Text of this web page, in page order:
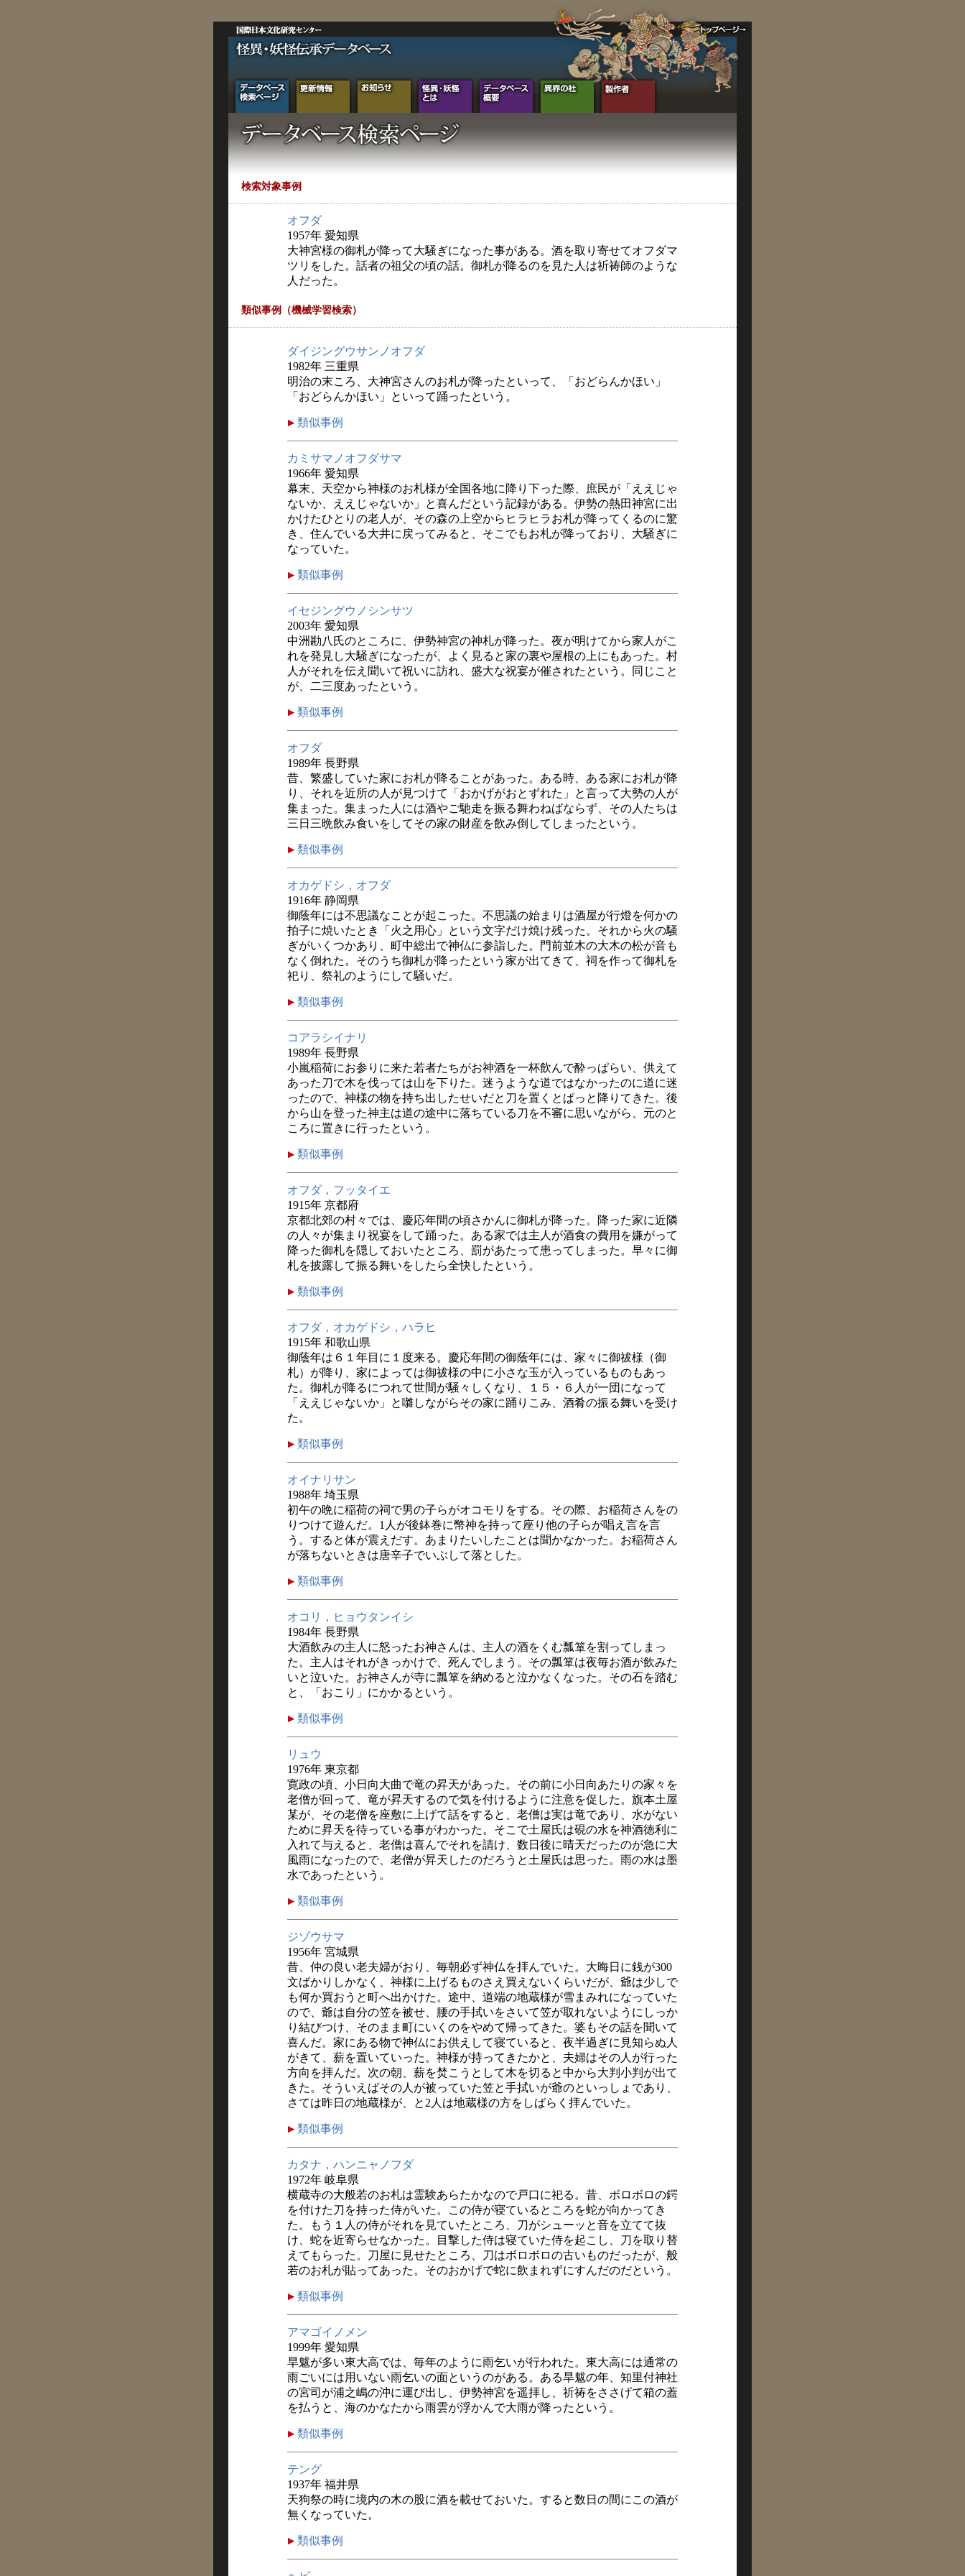
検索対象事例
オフダ
1957年 愛知県
大神宮様の御札が降って大騒ぎになった事がある。酒を取り寄せてオフダマ
ツリをした。話者の祖父の頃の話。御札が降るのを見た人は祈祷師のような
人だった。
類似事例（機械学習検索）
ダイジングウサンノオフダ
1982年 三重県
明治の末ころ、大神宮さんのお札が降ったといって、「おどらんかほい」
「おどらんかほい」といって踊ったという。
類似事例
カミサマノオフダサマ
1966年 愛知県
幕末、天空から神様のお札様が全国各地に降り下った際、庶民が「ええじゃ
ないか、ええじゃないか」と喜んだという記録がある。伊勢の熱田神宮に出
かけたひとりの老人が、その森の上空からヒラヒラお札が降ってくるのに驚
き、住んでいる大井に戻ってみると、そこでもお札が降っており、大騒ぎに
なっていた。
類似事例
イセジングウノシンサツ
2003年 愛知県
中洲勘八氏のところに、伊勢神宮の神札が降った。夜が明けてから家人がこ
れを発見し大騒ぎになったが、よく見ると家の裏や屋根の上にもあった。村
人がそれを伝え聞いて祝いに訪れ、盛大な祝宴が催されたという。同じこと
が、二三度あったという。
類似事例
オフダ
1989年 長野県
昔、繁盛していた家にお札が降ることがあった。ある時、ある家にお札が降
り、それを近所の人が見つけて「おかげがおとずれた」と言って大勢の人が
集まった。集まった人には酒やご馳走を振る舞わねばならず、その人たちは
三日三晩飲み食いをしてその家の財産を飲み倒してしまったという。
類似事例
オカゲドシ，オフダ
1916年 静岡県
御蔭年には不思議なことが起こった。不思議の始まりは酒屋が行燈を何かの
拍子に焼いたとき「火之用心」という文字だけ焼け残った。それから火の騒
ぎがいくつかあり、町中総出で神仏に参詣した。門前並木の大木の松が音も
なく倒れた。そのうち御札が降ったという家が出てきて、祠を作って御札を
祀り、祭礼のようにして騒いだ。
類似事例
コアラシイナリ
1989年 長野県
小嵐稲荷にお参りに来た若者たちがお神酒を一杯飲んで酔っぱらい、供えて
あった刀で木を伐っては山を下りた。迷うような道ではなかったのに道に迷
ったので、神様の物を持ち出したせいだと刀を置くとぱっと降りてきた。後
から山を登った神主は道の途中に落ちている刀を不審に思いながら、元のと
ころに置きに行ったという。
類似事例
オフダ，フッタイエ
1915年 京都府
京都北郊の村々では、慶応年間の頃さかんに御札が降った。降った家に近隣
の人々が集まり祝宴をして踊った。ある家では主人が酒食の費用を嫌がって
降った御札を隠しておいたところ、罰があたって患ってしまった。早々に御
札を披露して振る舞いをしたら全快したという。
類似事例
オフダ，オカゲドシ，ハラヒ
1915年 和歌山県
御蔭年は６１年目に１度来る。慶応年間の御蔭年には、家々に御祓様（御
札）が降り、家によっては御祓様の中に小さな玉が入っているものもあっ
た。御札が降るにつれて世間が騒々しくなり、１５・６人が一団になって
「ええじゃないか」と囃しながらその家に踊りこみ、酒肴の振る舞いを受け
た。
類似事例
オイナリサン
1988年 埼玉県
初午の晩に稲荷の祠で男の子らがオコモリをする。その際、お稲荷さんをの
りつけて遊んだ。1人が後鉢巻に幣神を持って座り他の子らが唱え言を言
う。すると体が震えだす。あまりたいしたことは聞かなかった。お稲荷さん
が落ちないときは唐辛子でいぶして落とした。
類似事例
オコリ，ヒョウタンイシ
1984年 長野県
大酒飲みの主人に怒ったお神さんは、主人の酒をくむ瓢箪を割ってしまっ
た。主人はそれがきっかけで、死んでしまう。その瓢箪は夜毎お酒が飲みた
いと泣いた。お神さんが寺に瓢箪を納めると泣かなくなった。その石を踏む
と、「おこり」にかかるという。
類似事例
リュウ
1976年 東京都
寛政の頃、小日向大曲で竜の昇天があった。その前に小日向あたりの家々を
老僧が回って、竜が昇天するので気を付けるように注意を促した。旗本土屋
某が、その老僧を座敷に上げて話をすると、老僧は実は竜であり、水がない
ために昇天を待っている事がわかった。そこで土屋氏は硯の水を神酒徳利に
入れて与えると、老僧は喜んでそれを請け、数日後に晴天だったのが急に大
風雨になったので、老僧が昇天したのだろうと土屋氏は思った。雨の水は墨
水であったという。
類似事例
ジゾウサマ
1956年 宮城県
昔、仲の良い老夫婦がおり、毎朝必ず神仏を拝んでいた。大晦日に銭が300
文ばかりしかなく、神様に上げるものさえ買えないくらいだが、爺は少しで
も何か買おうと町へ出かけた。途中、道端の地蔵様が雪まみれになっていた
ので、爺は自分の笠を被せ、腰の手拭いをさいて笠が取れないようにしっか
り結びつけ、そのまま町にいくのをやめて帰ってきた。婆もその話を聞いて
喜んだ。家にある物で神仏にお供えして寝ていると、夜半過ぎに見知らぬ人
がきて、薪を置いていった。神様が持ってきたかと、夫婦はその人が行った
方向を拝んだ。次の朝、薪を焚こうとして木を切ると中から大判小判が出て
きた。そういえばその人が被っていた笠と手拭いが爺のといっしょであり、
さては昨日の地蔵様が、と2人は地蔵様の方をしばらく拝んでいた。
類似事例
カタナ，ハンニャノフダ
1972年 岐阜県
横蔵寺の大般若のお札は霊験あらたかなので戸口に祀る。昔、ボロボロの鍔
を付けた刀を持った侍がいた。この侍が寝ているところを蛇が向かってき
た。もう１人の侍がそれを見ていたところ、刀がシューッと音を立てて抜
け、蛇を近寄らせなかった。目撃した侍は寝ていた侍を起こし、刀を取り替
えてもらった。刀屋に見せたところ、刀はボロボロの古いものだったが、般
若のお札が貼ってあった。そのおかげで蛇に飲まれずにすんだのだという。
類似事例
アマゴイノメン
1999年 愛知県
旱魃が多い東大高では、毎年のように雨乞いが行われた。東大高には通常の
雨ごいには用いない雨乞いの面というのがある。ある旱魃の年、知里付神社
の宮司が浦之嶋の沖に運び出し、伊勢神宮を遥拝し、祈祷をささげて箱の蓋
を払うと、海のかなたから雨雲が浮かんで大雨が降ったという。
類似事例
テング
1937年 福井県
天狗祭の時に境内の木の股に酒を載せておいた。すると数日の間にこの酒が
無くなっていた。
類似事例